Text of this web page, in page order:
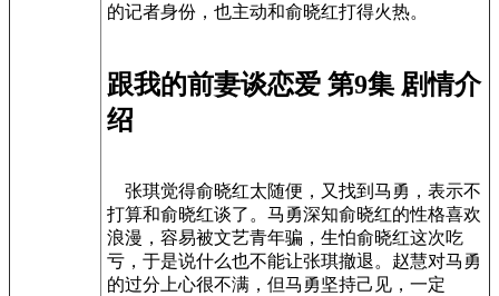
的记者身份，也主动和俞晓红打得火热。
跟我的前妻谈恋爱 第9集 剧情介
绍
张琪觉得俞晓红太随便，又找到马勇，表示不
打算和俞晓红谈了。马勇深知俞晓红的性格喜欢
浪漫，容易被文艺青年骗，生怕俞晓红这次吃
亏，于是说什么也不能让张琪撤退。赵慧对马勇
的过分上心很不满，但马勇坚持己见，一定